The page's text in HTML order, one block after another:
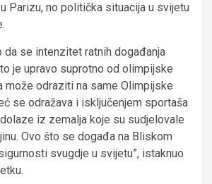
Parizu, no politička situacija u svijetu
da se intenzitet ratnih događanja
je upravo suprotno od olimpijske
može odraziti na same Olimpijske
se odražava i isključenjem sportaša
iz zemalja koje su sudjelovale
Ovo što se događa na Bliskom
svugdje u svijetu”, istaknuo